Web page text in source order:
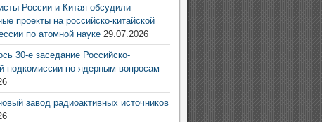
России и Китая обсудили
проекты на российско-китайской
по атомной науке 29.07.2026
30-е заседание Российско-
подкомиссии по ядерным вопросам
завод радиоактивных источников